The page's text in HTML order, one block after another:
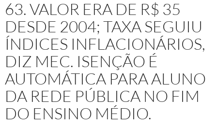
63. VALOR ERA DE R$ 35
DESDE 2004; TAXA SEGUIU
ÍNDICES INFLACIONÁRIOS,
DIZ MEC. ISENÇÃO É
AUTOMÁTICA PARA ALUNO
DA REDE PÚBLICA NO FIM
DO ENSINO MÉDIO.